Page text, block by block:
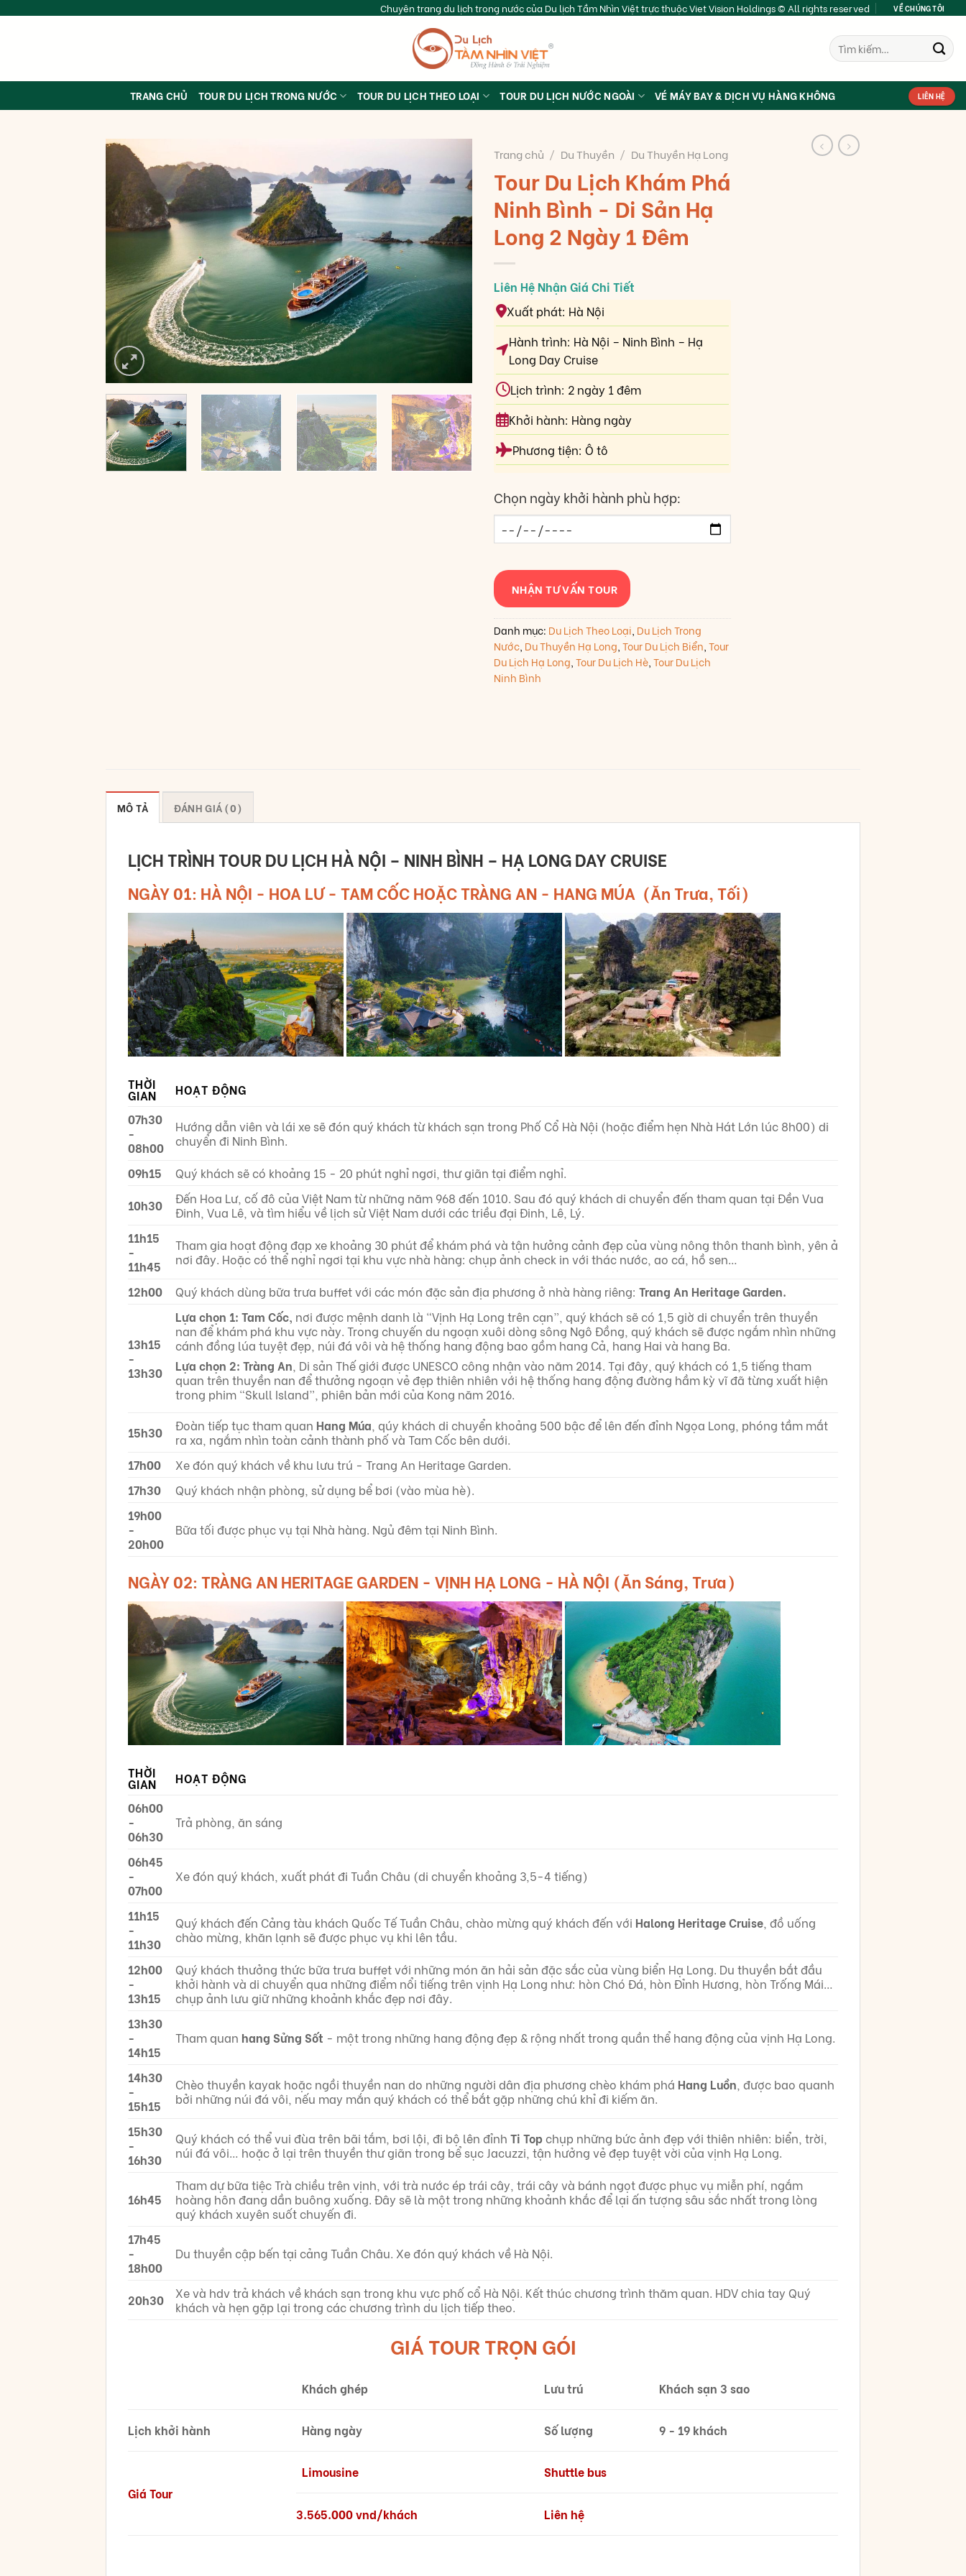
Chuyên trang du lịch trong nước của Du lịch Tầm Nhìn Việt trực thuộc Viet Vision Holdings © All rights reserved VỀ CHÚNG TÔI
Tìm
kiếm:
TRANG CHỦ TOUR DU LỊCH TRONG NƯỚC TOUR DU LỊCH THEO LOẠI TOUR DU LỊCH NƯỚC NGOÀI VÉ MÁY BAY & DỊCH VỤ HÀNG KHÔNG LIÊN HỆ
Trang chủ / Du Thuyền / Du Thuyền Hạ Long
Tour Du Lịch Khám Phá
Ninh Bình - Di Sản Hạ
Long 2 Ngày 1 Đêm
Xuất phát: Hà Nội
Hành trình: Hà Nội – Ninh Bình – Hạ
Long Day Cruise
Lịch trình: 2 ngày 1 đêm
Khởi hành: Hàng ngày
Phương tiện: Ô tô
Chọn ngày khởi hành phù hợp:
NHẬN TƯ VẤN TOUR
Danh mục: Du Lịch Theo Loại, Du Lịch Trong
Nước, Du Thuyền Hạ Long,Tour Du Lịch Biển,Tour
Du Lịch Hạ Long,Tour Du Lịch Hè,Tour Du Lịch
Ninh Bình
MÔ TẢ ĐÁNH GIÁ (0)
LỊCH TRÌNHTOUR DU LỊCH HÀ NỘI – NINH BÌNH – HẠ LONG DAY CRUISE
NGÀY 01: HÀ NỘI - HOA LƯ - TAM CỐC HOẶC TRÀNG AN - HANG MÚA (Ăn Trưa, Tối)
THỜI
GIAN
HOẠT ĐỘNG
07h30
-
08h00
Hướng dẫn viên và lái xe sẽ đón quý khách từ khách sạn trong Phố Cổ Hà Nội (hoặc điểm hẹn Nhà Hát Lớn lúc 8h00) di
chuyển đi Ninh Bình.
09h15
Quý khách sẽ có khoảng 15 - 20 phút nghỉ ngơi, thư giãn tại điểm nghỉ.
10h30
Đến Hoa Lư, cố đô của Việt Nam từ những năm 968 đến 1010. Sau đó quý khách di chuyển đến tham quan tại Đền Vua
Đinh, Vua Lê, và tìm hiểu về lịch sử Việt Nam dưới các triều đại Đinh, Lê, Lý.
11h15
-
11h45
Tham gia hoạt động đạp xe khoảng 30 phút để khám phá và tận hưởng cảnh đẹp của vùng nông thôn thanh bình, yên ả
nơi đây. Hoặc có thể nghỉ ngơi tại khu vực nhà hàng: chụp ảnh check in với thác nước, ao cá, hồ sen…
12h00
Quý khách dùng bữa trưa buffet với các món đặc sản địa phương ở nhà hàng riêng: Trang An Heritage Garden.
13h15
-
13h30
Lựa chọn 1: Tam Cốc, nơi được mệnh danh là “Vịnh Hạ Long trên cạn”, quý khách sẽ có 1,5 giờ di chuyển trên thuyền
nan để khám phá khu vực này. Trong chuyến du ngoạn xuôi dòng sông Ngô Đồng, quý khách sẽ được ngắm nhìn những
cánh đồng lúa tuyệt đẹp, núi đá vôi và hệ thống hang động bao gồm hang Cả, hang Hai và hang Ba.
Lựa chọn 2: Tràng An , Di sản Thế giới được UNESCO công nhận vào năm 2014. Tại đây, quý khách có 1,5 tiếng tham
quan trên thuyền nan để thưởng ngoạn vẻ đẹp thiên nhiên với hệ thống hang động đường hầm kỳ vĩ đã từng xuất hiện
trong phim “Skull Island”, phiên bản mới của Kong năm 2016.
15h30 Đoàn tiếp tục tham quan Hang Múa , qúy khách di chuyển khoảng 500 bậc để lên đến đỉnh Ngọa Long, phóng tầm mắt
ra xa, ngắm nhìn toàn cảnh thành phố và Tam Cốc bên dưới.
17h00
Xe đón quý khách về khu lưu trú - Trang An Heritage Garden.
17h30
Quý khách nhận phòng, sử dụng bể bơi (vào mùa hè).
19h00
-
20h00
Bữa tối được phục vụ tại Nhà hàng. Ngủ đêm tại Ninh Bình.
NGÀY 02: TRÀNG AN HERITAGE GARDEN - VỊNH HẠ LONG - HÀ NỘI (Ăn Sáng, Trưa)
THỜI
GIAN
HOẠT ĐỘNG
06h00
-
06h30
Trả phòng, ăn sáng
06h45
-
07h00
Xe đón quý khách, xuất phát đi Tuần Châu (di chuyển khoảng 3,5-4 tiếng)
11h15
-
11h30
Quý khách đến Cảng tàu khách Quốc Tế Tuần Châu, chào mừng quý khách đến với Halong Heritage Cruise, đồ uống
chào mừng, khăn lạnh sẽ được phục vụ khi lên tầu.
12h00
-
13h15
Quý khách thưởng thức bữa trưa buffet với những món ăn hải sản đặc sắc của vùng biển Hạ Long. Du thuyền bắt đầu
khởi hành và di chuyển qua những điểm nổi tiếng trên vịnh Hạ Long như: hòn Chó Đá, hòn Đỉnh Hương, hòn Trống Mái…
chụp ảnh lưu giữ những khoảnh khắc đẹp nơi đây.
13h30
-
14h15
Tham quan hang Sửng Sốt - một trong những hang động đẹp & rộng nhất trong quần thể hang động của vịnh Hạ Long.
14h30
-
15h15
Chèo thuyền kayak hoặc ngồi thuyền nan do những người dân địa phương chèo khám phá Hang Luồn , được bao quanh
bởi những núi đá vôi, nếu may mắn quý khách có thể bắt gặp những chú khỉ đi kiếm ăn.
15h30
-
16h30
Quý khách có thể vui đùa trên bãi tắm, bơi lội, đi bộ lên đỉnh Ti Topchụp những bức ảnh đẹp với thiên nhiên: biển, trời,
núi đá vôi… hoặc ở lại trên thuyền thư giãn trong bể sục Jacuzzi, tận hưởng vẻ đẹp tuyệt vời của vịnh Hạ Long.
16h45
Tham dự bữa tiệc Trà chiều trên vịnh, với trà nước ép trái cây, trái cây và bánh ngọt được phục vụ miễn phí, ngắm
hoàng hôn đang dần buông xuống. Đây sẽ là một trong những khoảnh khắc để lại ấn tượng sâu sắc nhất trong lòng
quý khách xuyên suốt chuyến đi.
17h45
-
18h00
Du thuyền cập bến tại cảng Tuần Châu. Xe đón quý khách về Hà Nội.
20h30
Xe và hdv trả khách về khách sạn trong khu vực phố cổ Hà Nội. Kết thúc chương trình thăm quan. HDV chia tay Quý
khách và hẹn gặp lại trong các chương trình du lịch tiếp theo.
GIÁ TOUR TRỌN GÓI
Khách ghép Lưu trú Khách sạn 3 sao
Lịch khởi hành Hàng ngày Số lượng 9 - 19 khách
Giá Tour
Limousine Shuttle bus
3.565.000 vnd/khách Liên hệ